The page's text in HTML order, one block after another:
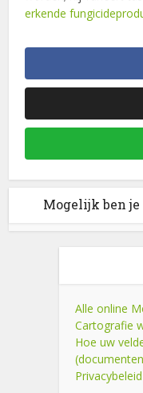
erkende
Mogelijk ben
Alle online
Cartografie
Hoe uw
Privacybeleid